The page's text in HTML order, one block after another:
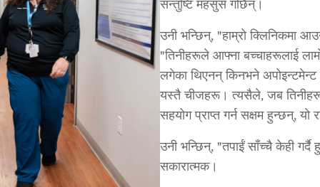
सन्तुष्टि महसुस गर्छिन्।
उनी भन्छिन्, "हाम्रो क्लिनिकमा
"तिनीहरूले आफ्ना बच्चाहरूलाई
लगेका थिएनन् किनभने अपोइन्टमेन्ट
यस्तै चीजहरू। त्यसैले, जब
सहयोग प्राप्त गर्न सक्षम हुन्छन्, यो
उनी भन्छिन्, "तपाईं साँच्चै केही
सकारात्मक।